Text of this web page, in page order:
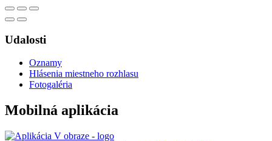
Udalosti
Oznamy
Hlásenia miestneho rozhlasu
Fotogaléria
Mobilná aplikácia